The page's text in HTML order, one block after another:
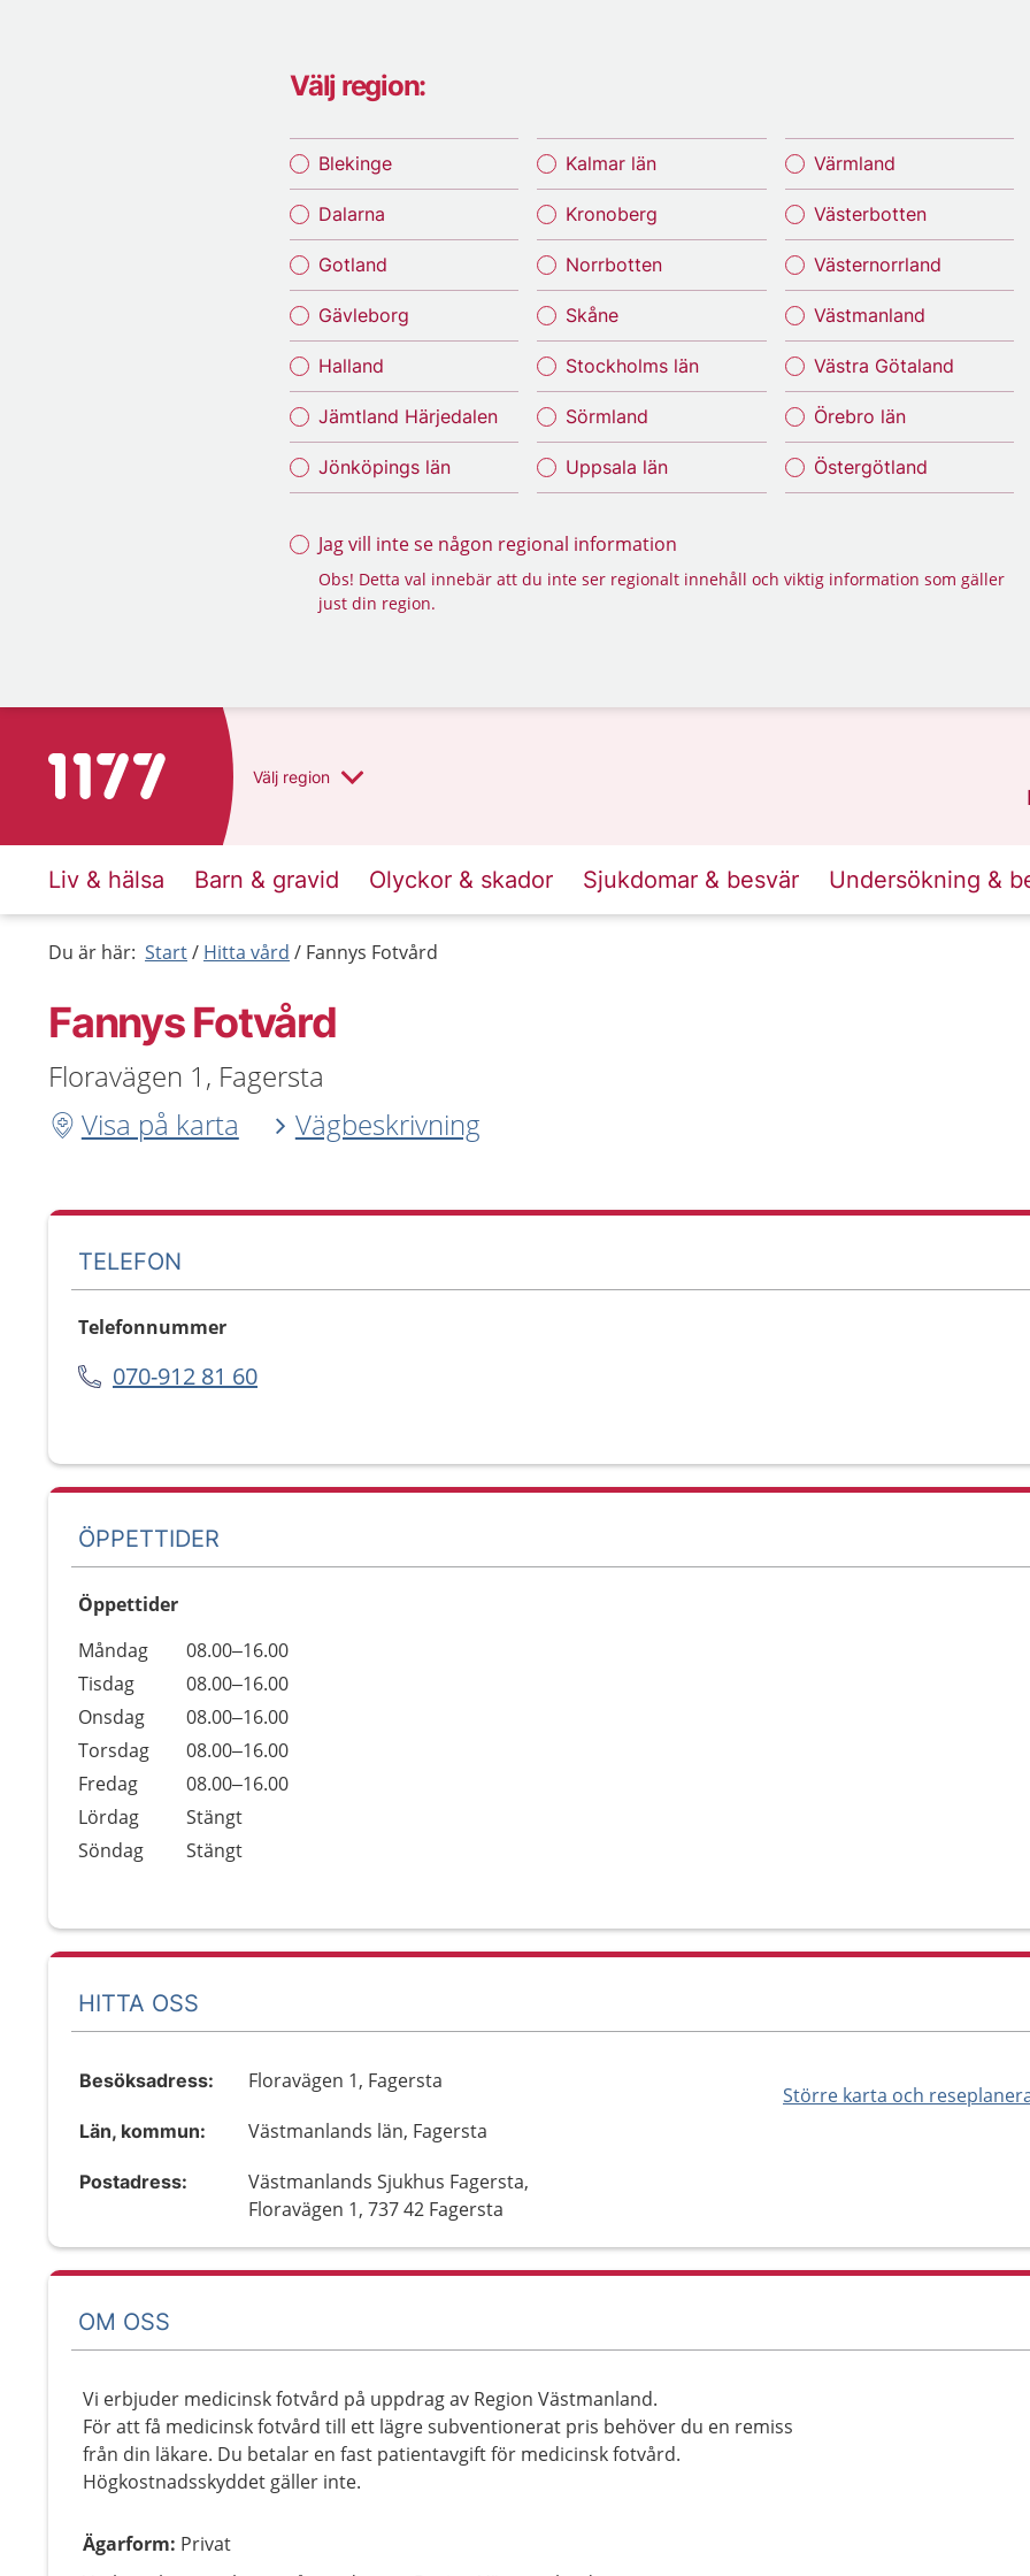
Välj region:
Blekinge
Dalarna
Gotland
Gävleborg
Halland
Jämtland Härjedalen
Jönköpings län
Kalmar län
Kronoberg
Norrbotten
Skåne
Stockholms län
Sörmland
Uppsala län
Värmland
Västerbotten
Västernorrland
Västmanland
Västra Götaland
Örebro län
Östergötland
Jag vill inte se någon regional information
Obs! Detta val innebär att du inte ser regionalt innehåll och viktig information som gäller
just din region.
Till startsidan för 1177 Välj region
Liv & hälsa Barn & gravid Olyckor & skador Sjukdomar & besvär Undersökning &
Du är här: Start Hitta vård Fannys Fotvård
Fannys Fotvård
Floravägen 1, Fagersta
Visa på karta
Vägbeskrivning
TELEFON
Telefonnummer
070-912 81 60
ÖPPETTIDER
Öppettider
Dag
Öppettider
Kommentarer
Måndag
08.00–16.00
Tisdag
08.00–16.00
Onsdag
08.00–16.00
Torsdag
08.00–16.00
Fredag
08.00–16.00
Lördag
Stängt
Söndag
Stängt
HITTA OSS
Större karta och
Besöksadress: Floravägen 1, Fagersta
Län, kommun: Västmanlands län, Fagersta
Postadress:
Västmanlands Sjukhus Fagersta,
Floravägen 1, 737 42 Fagersta
OM OSS
Vi erbjuder medicinsk fotvård på uppdrag av Region Västmanland.
För att få medicinsk fotvård till ett lägre subventionerat pris behöver du en remiss
från din läkare. Du betalar en fast patientavgift för medicinsk fotvård.
Högkostnadsskyddet gäller inte.
Ägarform: Privat